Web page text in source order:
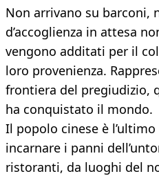
Non arrivano su barconi,
d’accoglienza in attesa
vengono additati per il
loro provenienza.
frontiera del pregiudizio,
ha conquistato il mondo.
Il popolo cinese è
incarnare i panni
ristoranti, da luoghi del